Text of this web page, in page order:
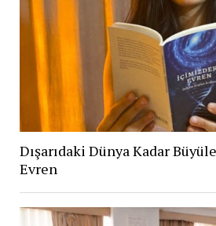
Dışarıdaki Dünya Kadar
Evren